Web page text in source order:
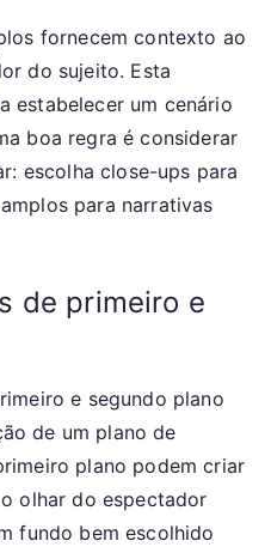
fornecem contexto ao
do sujeito. Esta
estabelecer um cenário
boa regra é considerar
escolha close-ups para
para narrativas
de primeiro e
e segundo plano
de um plano de
plano podem criar
olhar do espectador
fundo bem escolhido